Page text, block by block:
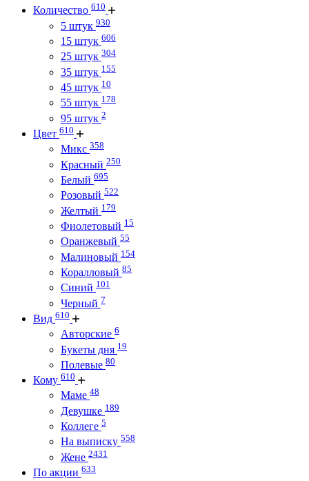
Количество 610
5 штук 930
15 штук 606
25 штук 304
35 штук 155
45 штук 10
55 штук 178
95 штук 2
Цвет 610
Микс 358
Красный 250
Белый 695
Розовый 522
Желтый 179
Фиолетовый 15
Оранжевый 55
Малиновый 154
Коралловый 85
Синий 101
Черный 7
Вид 610
Авторские 6
Букеты дня 19
Полевые 80
Кому 610
Маме 48
Девушке 189
Коллеге 5
На выписку 558
Жене 2431
По акции 633